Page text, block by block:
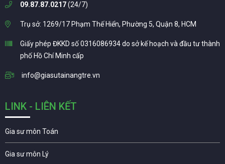
09.87.87.0217(24/7)
Trụ sở: 1269/17 Phạm Thế Hiển, Phường 5, Quận 8, HCM
Giấy phép ĐKKD số 0316086934 do sở kế hoạch và đầu tư thành
phố Hồ Chí Minh cấp
info@giasutainangtre.vn
LINK - LIÊN KẾT
Gia sư môn Toán
Gia sư môn Lý